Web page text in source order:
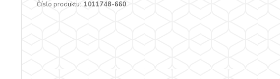
Číslo produktu: 1011748-660